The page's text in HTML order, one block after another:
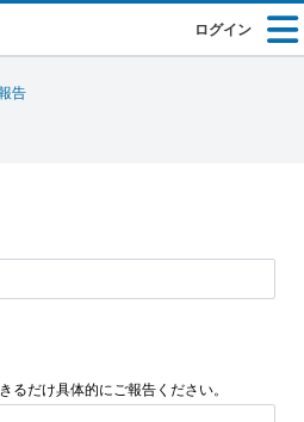
ログイン
告
るだけ具体的にご報告ください。